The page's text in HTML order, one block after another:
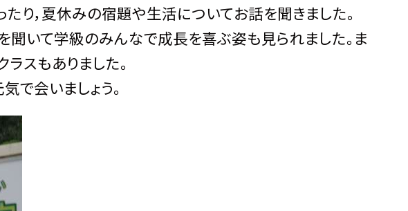
り，夏休みの宿題や生活についてお話を聞きました。
いて学級のみんなで成長を喜ぶ姿も見られました。ま
スもありました。
で会いましょう。